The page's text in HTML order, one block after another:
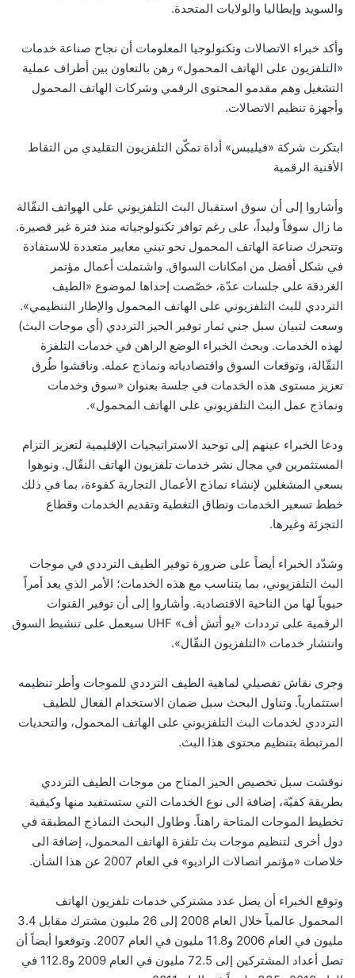
والسويد وإيطاليا والولايات المتحدة.
وأكد خبراء الاتصالات وتكنولوجيا المعلومات أن نجاح صناعة خدمات
«التلفزيون على الهاتف المحمول» رهن بالتعاون بين أطراف عملية
التشغيل وهم مقدمو المحتوى الرقمي وشركات الهاتف المحمول
وأجهزة تنظيم الاتصالات.
ابتكرت شركة «فيليبس» أداة تمكّن التلفزيون التقليدي من التقاط
الأقنية الرقمية
وأشاروا إلى أن سوق استقبال البث التلفزيوني على الهواتف النقّالة
ما زال سوقاً وليداً، على رغم توافر تكنولوجياته منذ فترة غير قصيرة.
وتتحرك صناعة الهاتف المحمول نحو تبني معايير متعددة للاستفادة
في شكل أفضل من امكانات السواق. واشتملت أعمال مؤتمر
الغردقة على جلسات عدّة، خصّصت إحداها لموضوع «الطيف
الترددي للبث التلفزيوني على الهاتف المحمول والإطار التنظيمي».
وسعت لتبيان سبل جني ثمار توفير الحيز الترددي (أي موجات البث)
لهذه الخدمات. وبحث الخبراء الوضع الراهن في خدمات التلفزة
النقّالة، وتوقعات السوق واقتصادياته ونماذج عمله. وناقشوا طُرق
تعزيز مستوى هذه الخدمات في جلسة بعنوان «سوق وخدمات
ونماذج عمل البث التلفزيوني على الهاتف المحمول».
ودعا الخبراء عينهم إلى توحيد الاستراتيجيات الإقليمية لتعزيز التزام
المستثمرين في مجال نشر خدمات تلفزيون الهاتف النقّال. ونوهوا
بسعي المشغلين لإنشاء نماذج الأعمال التجارية كفوءة، بما في ذلك
خطط تسعير الخدمات ونطاق التغطية وتقديم الخدمات وقطاع
التجزئة وغيرها.
وشدّد الخبراء أيضاً على ضرورة توفير الطيف الترددي في موجات
البث التلفزيوني، بما يتناسب مع هذه الخدمات؛ الأمر الذي يعد أمراً
حيوياً لها من الناحية الاقتصادية. وأشاروا إلى أن توفير القنوات
الرقمية على ترددات «يو أتش أف» UHF سيعمل على تنشيط السوق
وانتشار خدمات «التلفزيون النقّال».
وجرى نقاش تفصيلي لماهية الطيف الترددي للموجات وأطر تنظيمه
استثمارياً. وتناول البحث سبل ضمان الاستخدام الفعال للطيف
الترددي لخدمات البث التلفزيوني على الهاتف المحمول، والتحديات
المرتبطة بتنظيم محتوى هذا البث.
نوقشت سبل تخصيص الحيز المتاح من موجات الطيف الترددي
بطريقة كفيّة، إضافة الى نوع الخدمات التي ستستفيد منها وكيفية
تخطيط الموجات المتاحة راهناً. وطاول البحث النماذج المطبقة في
دول أخرى لتنظيم موجات بث تلفزة الهاتف المحمول، إضافة الى
خلاصات «مؤتمر اتصالات الراديو» في العام 2007 عن هذا الشأن.
وتوقع الخبراء أن يصل عدد مشتركي خدمات تلفزيون الهاتف
المحمول عالمياً خلال العام 2008 إلى 26 مليون مشترك مقابل 3.4
مليون في العام 2006 و11.8 مليون في العام 2007. وتوقعوا أيضاً أن
تصل أعداد المشتركين إلى 72.5 مليون في العام 2009 و112.8 في